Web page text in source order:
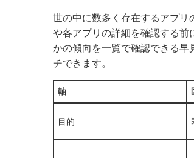
世の中に数多く存在するアプ
や各アプリの詳細を確認する
かの傾向を一覧で確認できる
チできます。
軸
目的